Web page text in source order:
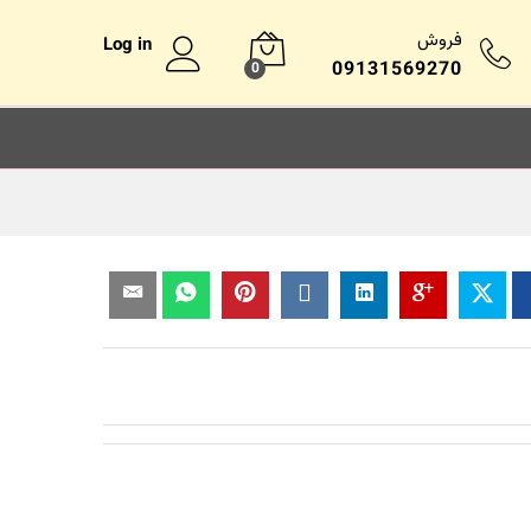
فروش
09131569270
0
Log in